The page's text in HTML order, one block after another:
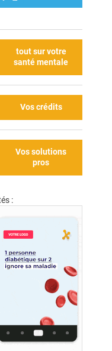
tout sur votre
santé mentale
Vos crédits
Vos solutions
pros
: